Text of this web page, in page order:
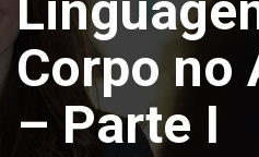
Corpo no
– Parte I